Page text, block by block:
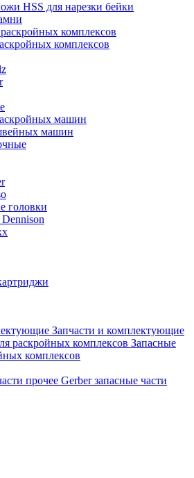
HSS для нарезки бейки
комплексов
комплексов
машин
машин
головки
Запчасти и комплектующие
раскройных комплексов Запасные
комплексов
прочее Gerber запасные части